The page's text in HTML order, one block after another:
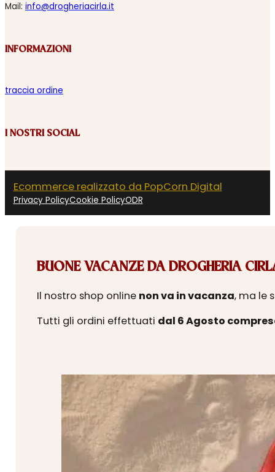
Mail: info@drogheriacirla.it
INFORMAZIONI
traccia ordine
I NOSTRI SOCIAL
Ecommerce realizzato da PopCorn Digital
Privacy PolicyCookie PolicyODR
BUONE VACANZE DA DROGHERIA
Il nostro shop online non va in vacanza, ma le
Tutti gli ordini effettuati dal 6 Agosto